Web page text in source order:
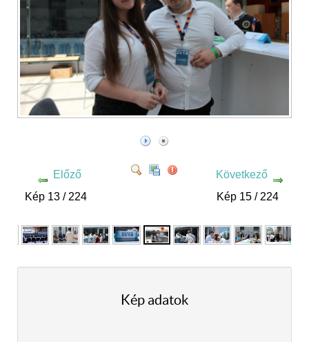
Előző
Kép 13 / 224
Következő
Kép 15 / 224
Kép adatok